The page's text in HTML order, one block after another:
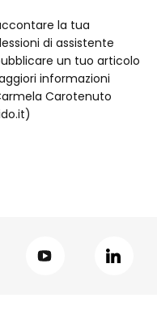
la tua
di assistente
un tuo articolo
informazioni
Carotenuto